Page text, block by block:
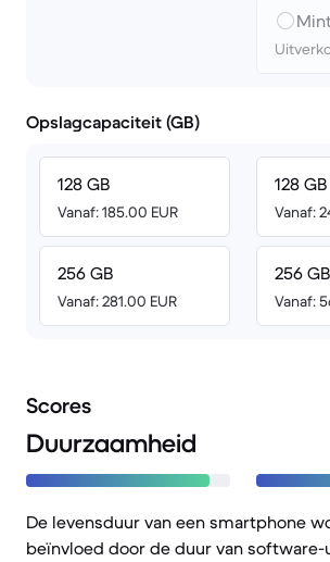
Opslagcapaciteit (GB)
128 GB
Vanaf: 185.00 EUR
256 GB
Vanaf: 281.00 EUR
128 GB
Vanaf:
256 GB
Vanaf:
Scores
Duurzaamheid
De levensduur van een smartphone
beïnvloed door de duur van